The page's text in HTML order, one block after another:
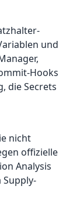
und
Hooks
die Secrets
nicht
offizielle
Analysis
Supply-